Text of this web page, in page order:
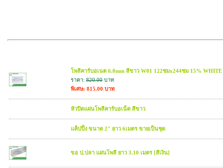
โพลีคาร์บอเนต 6.0mm สีขาว W01 122ซมx244ซม 15% WHITE
ราคา: 820.00 บาท
พิเศษ: 815.00 บาท
หัวปิดแผ่นโพลีคาร์บอเน็ต สีขาว
แค็ปปิ้ง ขนาด 2" ยาว 6เมตร ขายเป็นชุด
ขอ ป.ปลา แผ่นโพลี ยาว 3.10 เมตร [สีเงิน]